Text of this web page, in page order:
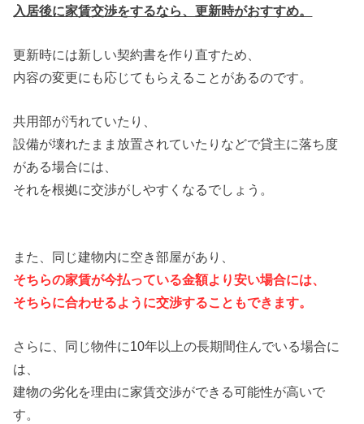
入居後に家賃交渉をするなら、更新時がおすすめ。
更新時には新しい契約書を作り直すため、
内容の変更にも応じてもらえることがあるのです。
共用部が汚れていたり、
設備が壊れたまま放置されていたりなどで貸主に落ち度
がある場合には、
それを根拠に交渉がしやすくなるでしょう。
また、同じ建物内に空き部屋があり、
そちらの家賃が今払っている金額より安い場合には、
そちらに合わせるように交渉することもできます。
さらに、同じ物件に10年以上の長期間住んでいる場合に
は、
建物の劣化を理由に家賃交渉ができる可能性が高いで
す。